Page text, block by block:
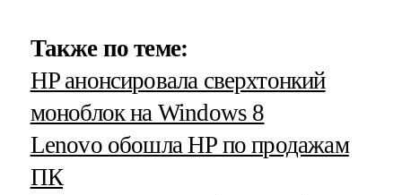
Также по теме:
HP анонсировала сверхтонкий
моноблок на Windows 8
Lenovo обошла HP по продажам
ПК